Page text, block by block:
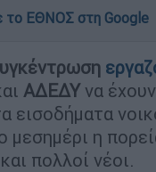
το ΕΘΝΟΣ στη Google
ΑΔΕΔΥνα
εισοδήματα
μεσημέρι η
πολλοί νέοι.